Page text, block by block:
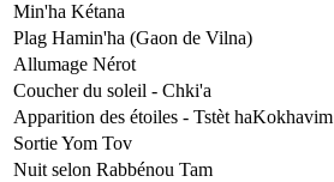
Min'ha Kétana
Plag Hamin'ha (Gaon de Vilna)
Allumage Nérot
Coucher du soleil - Chki'a
Apparition des étoiles - Tstèt haKokhavim
Sortie Yom Tov
Nuit selon Rabbénou Tam